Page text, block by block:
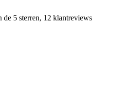
de 5 sterren, 12 klantreviews